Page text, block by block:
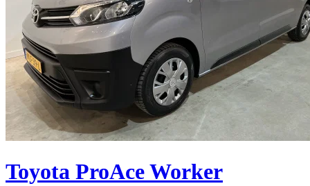
Toyota ProAce Worker